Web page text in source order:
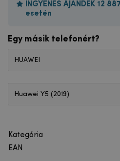
INGYENES AJÁNDÉK 12
esetén
Egy másik telefonért?
HUAWEI
Huawei Y5 (2019)
Kategória
EAN